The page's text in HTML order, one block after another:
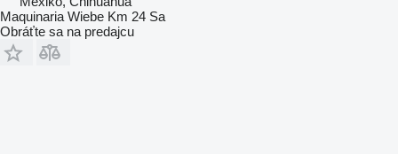
Maquinaria Wiebe Km 24 Sa
Obráťte sa na predajcu